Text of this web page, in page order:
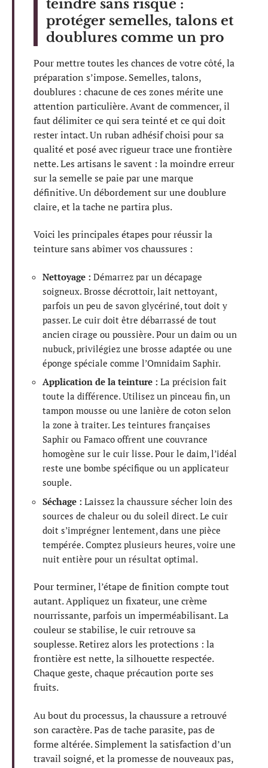
teindre sans risque :
protéger semelles, talons et
doublures comme un pro
Pour mettre toutes les chances de votre côté, la
préparation s’impose. Semelles, talons,
doublures : chacune de ces zones mérite une
attention particulière. Avant de commencer, il
faut délimiter ce qui sera teinté et ce qui doit
rester intact. Un ruban adhésif choisi pour sa
qualité et posé avec rigueur trace une frontière
nette. Les artisans le savent : la moindre erreur
sur la semelle se paie par une marque
définitive. Un débordement sur une doublure
claire, et la tache ne partira plus.
Voici les principales étapes pour réussir la
teinture sans abîmer vos chaussures :
Nettoyage : Démarrez par un décapage
soigneux. Brosse décrottoir, lait nettoyant,
parfois un peu de savon glycériné, tout doit y
passer. Le cuir doit être débarrassé de tout
ancien cirage ou poussière. Pour un daim ou un
nubuck, privilégiez une brosse adaptée ou une
éponge spéciale comme l’Omnidaim Saphir.
Application de la teinture : La précision fait
toute la différence. Utilisez un pinceau fin, un
tampon mousse ou une lanière de coton selon
la zone à traiter. Les teintures françaises
Saphir ou Famaco offrent une couvrance
homogène sur le cuir lisse. Pour le daim, l’idéal
reste une bombe spécifique ou un applicateur
souple.
Séchage : Laissez la chaussure sécher loin des
sources de chaleur ou du soleil direct. Le cuir
doit s’imprégner lentement, dans une pièce
tempérée. Comptez plusieurs heures, voire une
nuit entière pour un résultat optimal.
Pour terminer, l’étape de finition compte tout
autant. Appliquez un fixateur, une crème
nourrissante, parfois un imperméabilisant. La
couleur se stabilise, le cuir retrouve sa
souplesse. Retirez alors les protections : la
frontière est nette, la silhouette respectée.
Chaque geste, chaque précaution porte ses
fruits.
Au bout du processus, la chaussure a retrouvé
son caractère. Pas de tache parasite, pas de
forme altérée. Simplement la satisfaction d’un
travail soigné, et la promesse de nouveaux pas,